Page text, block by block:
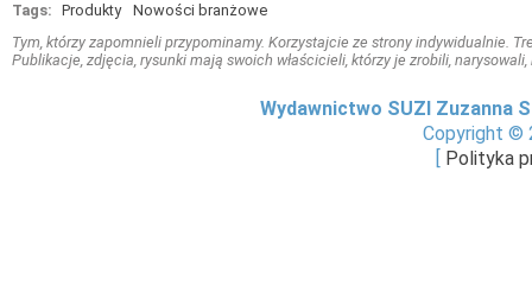
Tags: Produkty
Nowości branżowe
Tym, którzy zapomnieli przypominamy. Korzystajcie ze strony indywidualnie.
Publikacje, zdjęcia, rysunki mają swoich właścicieli, którzy je zrobili,
Wydawnictwo SUZI Zuzanna
Copyright ©
[ Polityka